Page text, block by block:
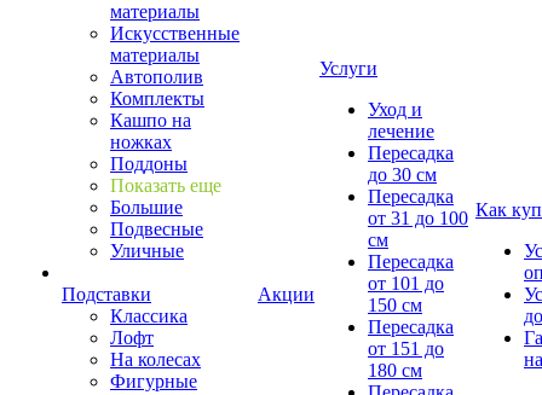
материалы
Искусственные
материалы
Автополив
Комплекты
Кашпо на
ножках
Поддоны
Показать еще
Большие
Подвесные
Уличные
Подставки
Классика
Лофт
На колесах
Фигурные
Акции
Услуги
Уход и
лечение
Пересадка
до 30 см
Пересадка
от 31 до 100
см
Пересадка
от 101 до
150 см
Пересадка
от 151 до
180 см
Как